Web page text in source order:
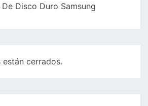
Disco Duro Samsung
cerrados.